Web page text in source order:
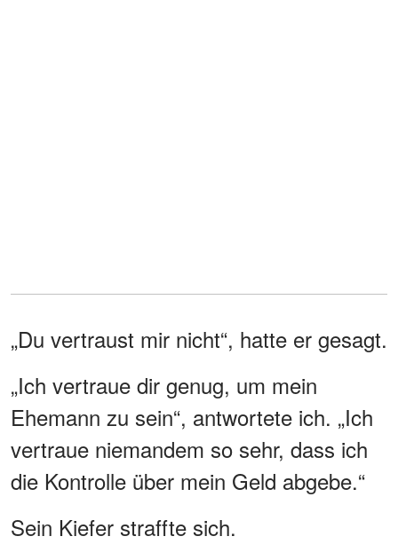
„Du vertraust mir nicht“, hatte er gesagt.
„Ich vertraue dir genug, um mein
Ehemann zu sein“, antwortete ich. „Ich
vertraue niemandem so sehr, dass ich
die Kontrolle über mein Geld abgebe.“
Sein Kiefer straffte sich.